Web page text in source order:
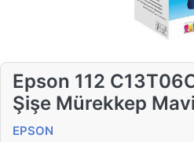
Epson 112
Şişe Mürekkep Mavi
EPSON